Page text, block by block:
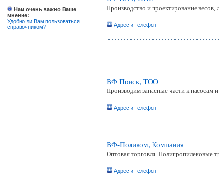
Нам очень важно Ваше
мнение:
Удобно ли Вам пользоваться
справочником?
Производство и проектирование
Адрес и телефон
ВФ Поиск, ТОО
Производим запасные части к насосам
Адрес и телефон
ВФ-Поликом, Компания
Оптовая торговля. Полипропиленовые
Адрес и телефон